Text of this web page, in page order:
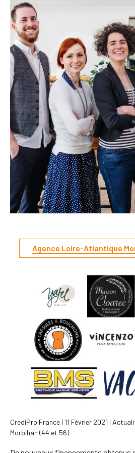
Agence Loire-Atlantique
Tous
Actualités
Communiqués de
Édito
Nos clients
Recrutement
Revue de
CrediPro France | 11 Février 2021 |
Morbihan (44 et 56)